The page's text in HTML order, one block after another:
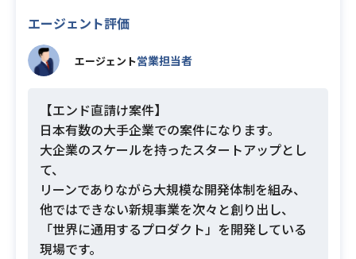
エージェント評価
エージェント営業担当者
【エンド直請け案件】
日本有数の大手企業での案件になります。
大企業のスケールを持ったスタートアップとし
て、
リーンでありながら大規模な開発体制を組み、
他ではできない新規事業を次々と創り出し、
「世界に通用するプロダクト」を開発している
現場です。